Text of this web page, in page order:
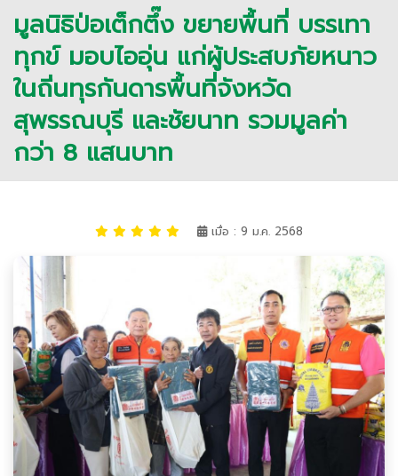
มูลนิธิป่อเต็กตึ๊ง ขยายพื้นที่ บรรเทา
ทุกข์ มอบไออุ่น แก่ผู้ประสบภัยหนาว
ในถิ่นทุรกันดารพื้นที่จังหวัด
สุพรรณบุรี และชัยนาท รวมมูลค่า
กว่า 8 แสนบาท
เมื่อ : 9 ม.ค. 2568